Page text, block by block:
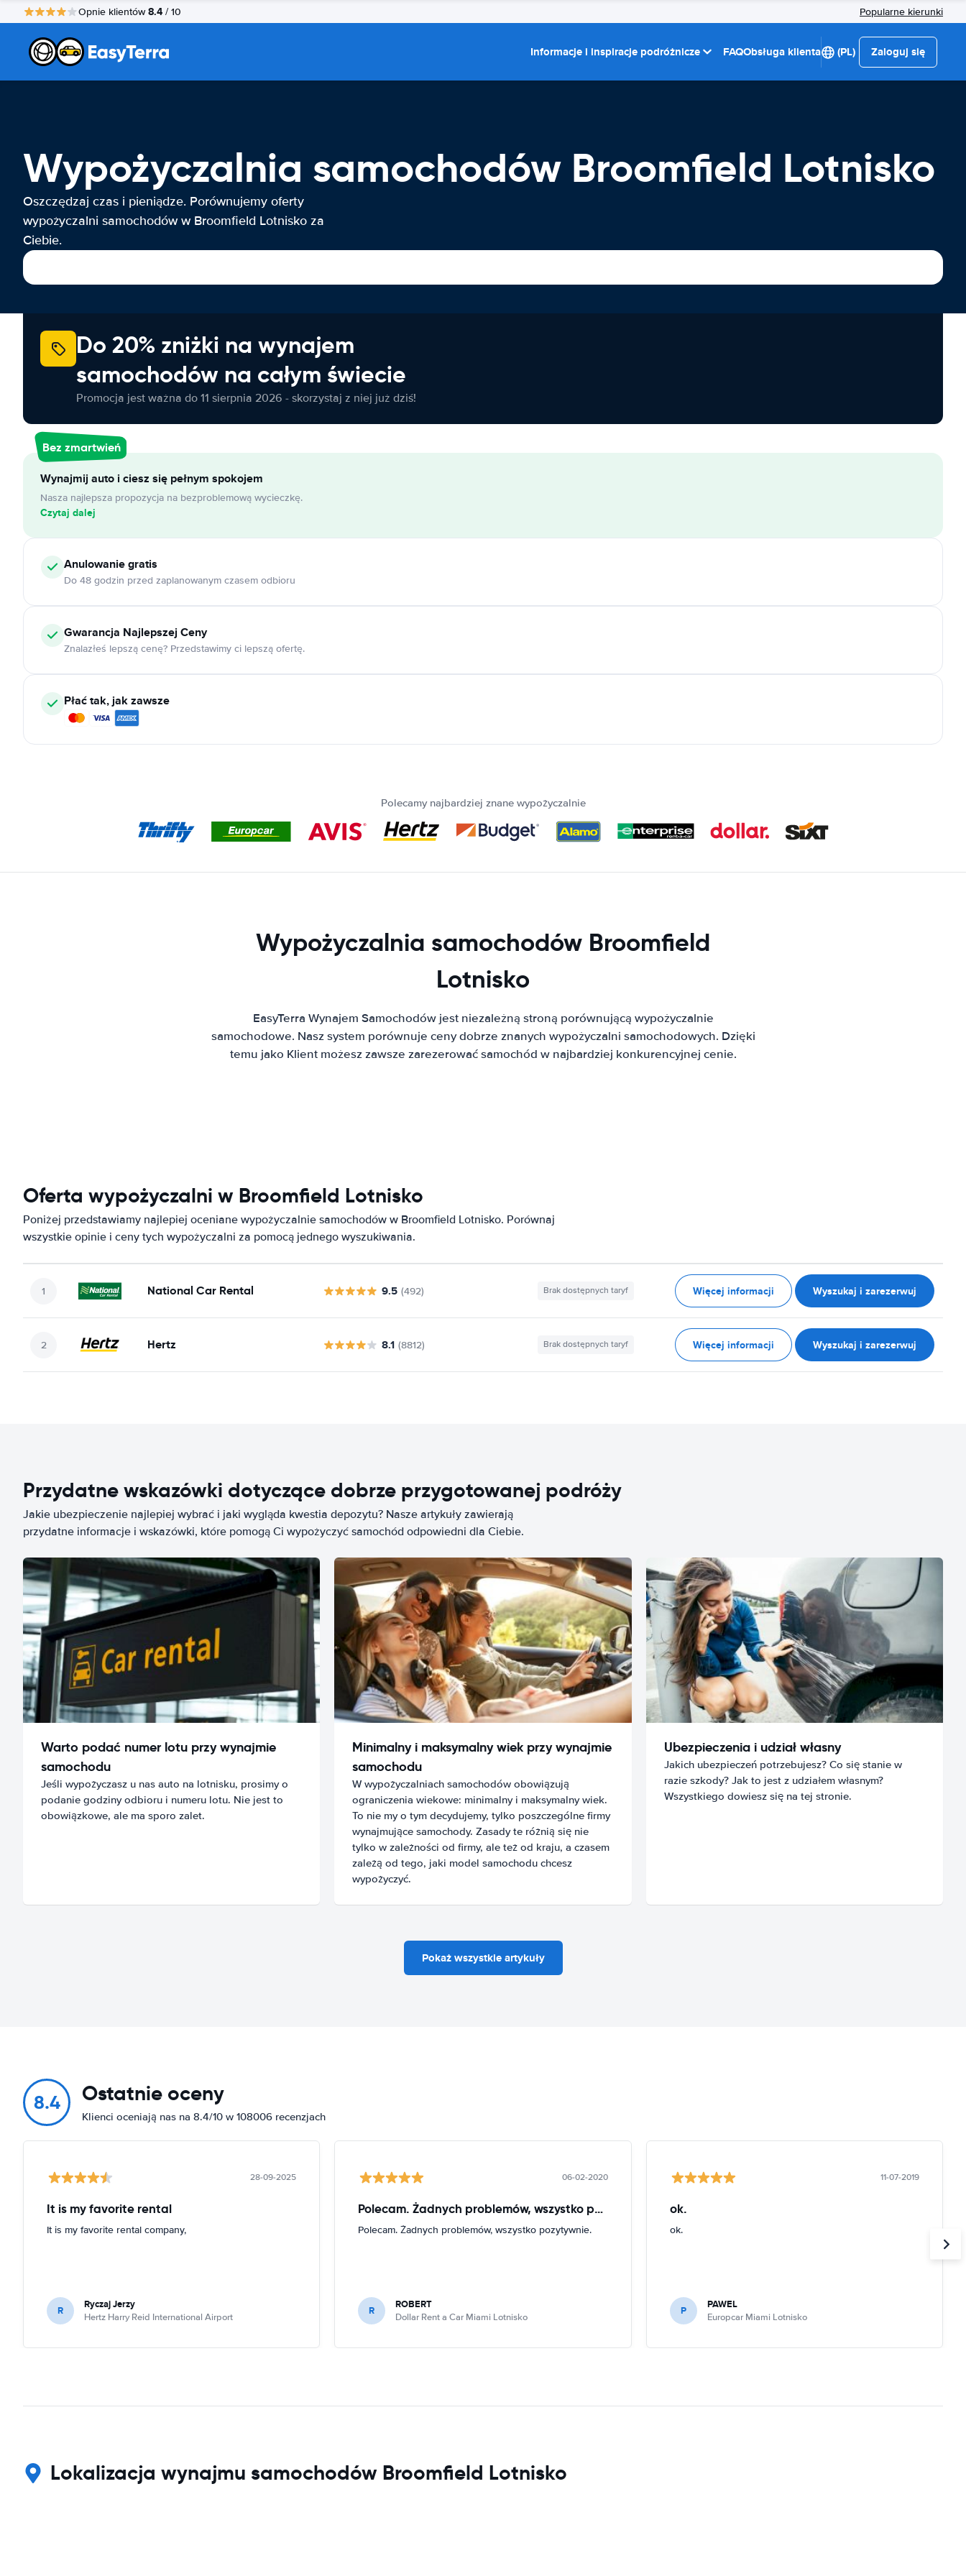
Opnie klientów8.4 / 10 Popularne kierunki
Informacje i inspiracje podróżnicze FAQObsługa klienta (PL) Zaloguj się
Wypożyczalnia samochodów Broomfield Lotnisko
Oszczędzaj czas i pieniądze. Porównujemy oferty
wypożyczalni samochodów w Broomfield Lotnisko za
Ciebie.
Do 20% zniżki na wynajem
samochodów na całym świecie
Promocja jest ważna do 11 sierpnia 2026 - skorzystaj z niej już dziś!
Bez zmartwień
Wynajmij auto i ciesz się pełnym spokojem
Nasza najlepsza propozycja na bezproblemową wycieczkę.
Czytaj dalej
Anulowaniegratis
Do 48 godzin przed zaplanowanym czasem odbioru
Gwarancja Najlepszej Ceny
Znalazłeś lepszą cenę? Przedstawimy ci lepszą ofertę.
Płać tak, jak zawsze
Polecamy najbardziej znane wypożyczalnie
Wypożyczalnia samochodów Broomfield
Lotnisko
EasyTerra Wynajem Samochodów jest niezależną stroną porównującą wypożyczalnie
samochodowe. Nasz system porównuje ceny dobrze znanych wypożyczalni samochodowych. Dzięki
temu jako Klient możesz zawsze zarezerować samochód w najbardziej konkurencyjnej cenie.
Oferta wypożyczalni w Broomfield Lotnisko
Poniżej przedstawiamy najlepiej oceniane wypożyczalnie samochodów w Broomfield Lotnisko. Porównaj
wszystkie opinie i ceny tych wypożyczalni za pomocą jednego wyszukiwania.
National Car Rental 9.5 (492) Brak dostępnych taryf Więcej informacji Wyszukaj i zarezerwuj
Hertz 8.1 (8812) Brak dostępnych taryf Więcej informacji Wyszukaj i zarezerwuj
Przydatne wskazówki dotyczące dobrze przygotowanej podróży
Jakie ubezpieczenie najlepiej wybrać i jaki wygląda kwestia depozytu? Nasze artykuły zawierają
przydatne informacje i wskazówki, które pomogą Ci wypożyczyć samochód odpowiedni dla Ciebie.
Warto podać numer lotu przy wynajmie
samochodu
Jeśli wypożyczasz u nas auto na lotnisku, prosimy o
podanie godziny odbioru i numeru lotu. Nie jest to
obowiązkowe, ale ma sporo zalet.
Minimalny i maksymalny wiek przy wynajmie
samochodu
W wypożyczalniach samochodów obowiązują
ograniczenia wiekowe: minimalny i maksymalny wiek.
To nie my o tym decydujemy, tylko poszczególne firmy
wynajmujące samochody. Zasady te różnią się nie
tylko w zależności od firmy, ale też od kraju, a czasem
zależą od tego, jaki model samochodu chcesz
wypożyczyć.
Ubezpieczenia i udział własny
Jakich ubezpieczeń potrzebujesz? Co się stanie w
razie szkody? Jak to jest z udziałem własnym?
Wszystkiego dowiesz się na tej stronie.
Pokaż wszystkie artykuły
8.4 Ostatnie oceny
Klienci oceniają nas na 8.4/10 w 108006 recenzjach
28-09-2025
It is my favorite rental
It is my favorite rental company,
R Ryczaj Jerzy
Hertz Harry Reid International Airport
06-02-2020
Polecam. Żadnych problemów, wszystko pozytywnie
Polecam. Żadnych problemów, wszystko pozytywnie.
R ROBERT
Dollar Rent a Car Miami Lotnisko
11-07-2019
ok.
ok.
P PAWEL
Europcar Miami Lotnisko
Lokalizacja wynajmu samochodów Broomfield Lotnisko